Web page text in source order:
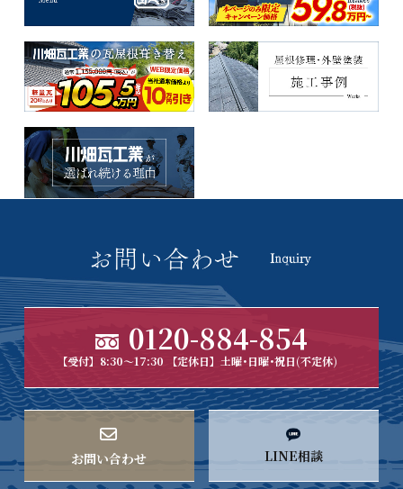
0120-884-854
【受付】8:30～17:30 【定休日】土曜･日曜･祝日(不定休)
お問い合わせ LINE相談